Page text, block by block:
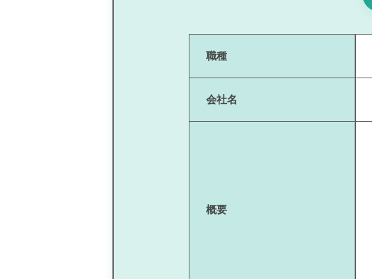
職種
会社名
概要